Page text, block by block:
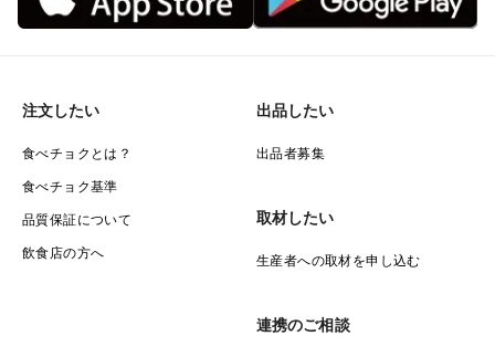
注文したい
食べチョクとは？
食べチョク基準
品質保証について
飲食店の方へ
出品したい
出品者募集
取材したい
生産者への取材を申し込む
連携のご相談